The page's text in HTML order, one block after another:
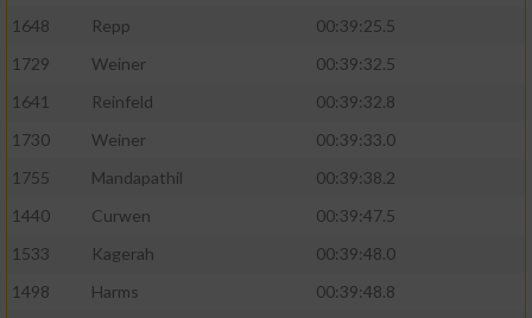
1648
Repp
00:39:25.5
1729
Weiner
00:39:32.5
1641
Reinfeld
00:39:32.8
1730
Weiner
00:39:33.0
1755
Mandapathil
00:39:38.2
1440
Curwen
00:39:47.5
1533
Kagerah
00:39:48.0
1498
Harms
00:39:48.8
von Inhalten
IAB-Besonderheiten:
Geräte anhand von aktiv angeforderten
Notwendig